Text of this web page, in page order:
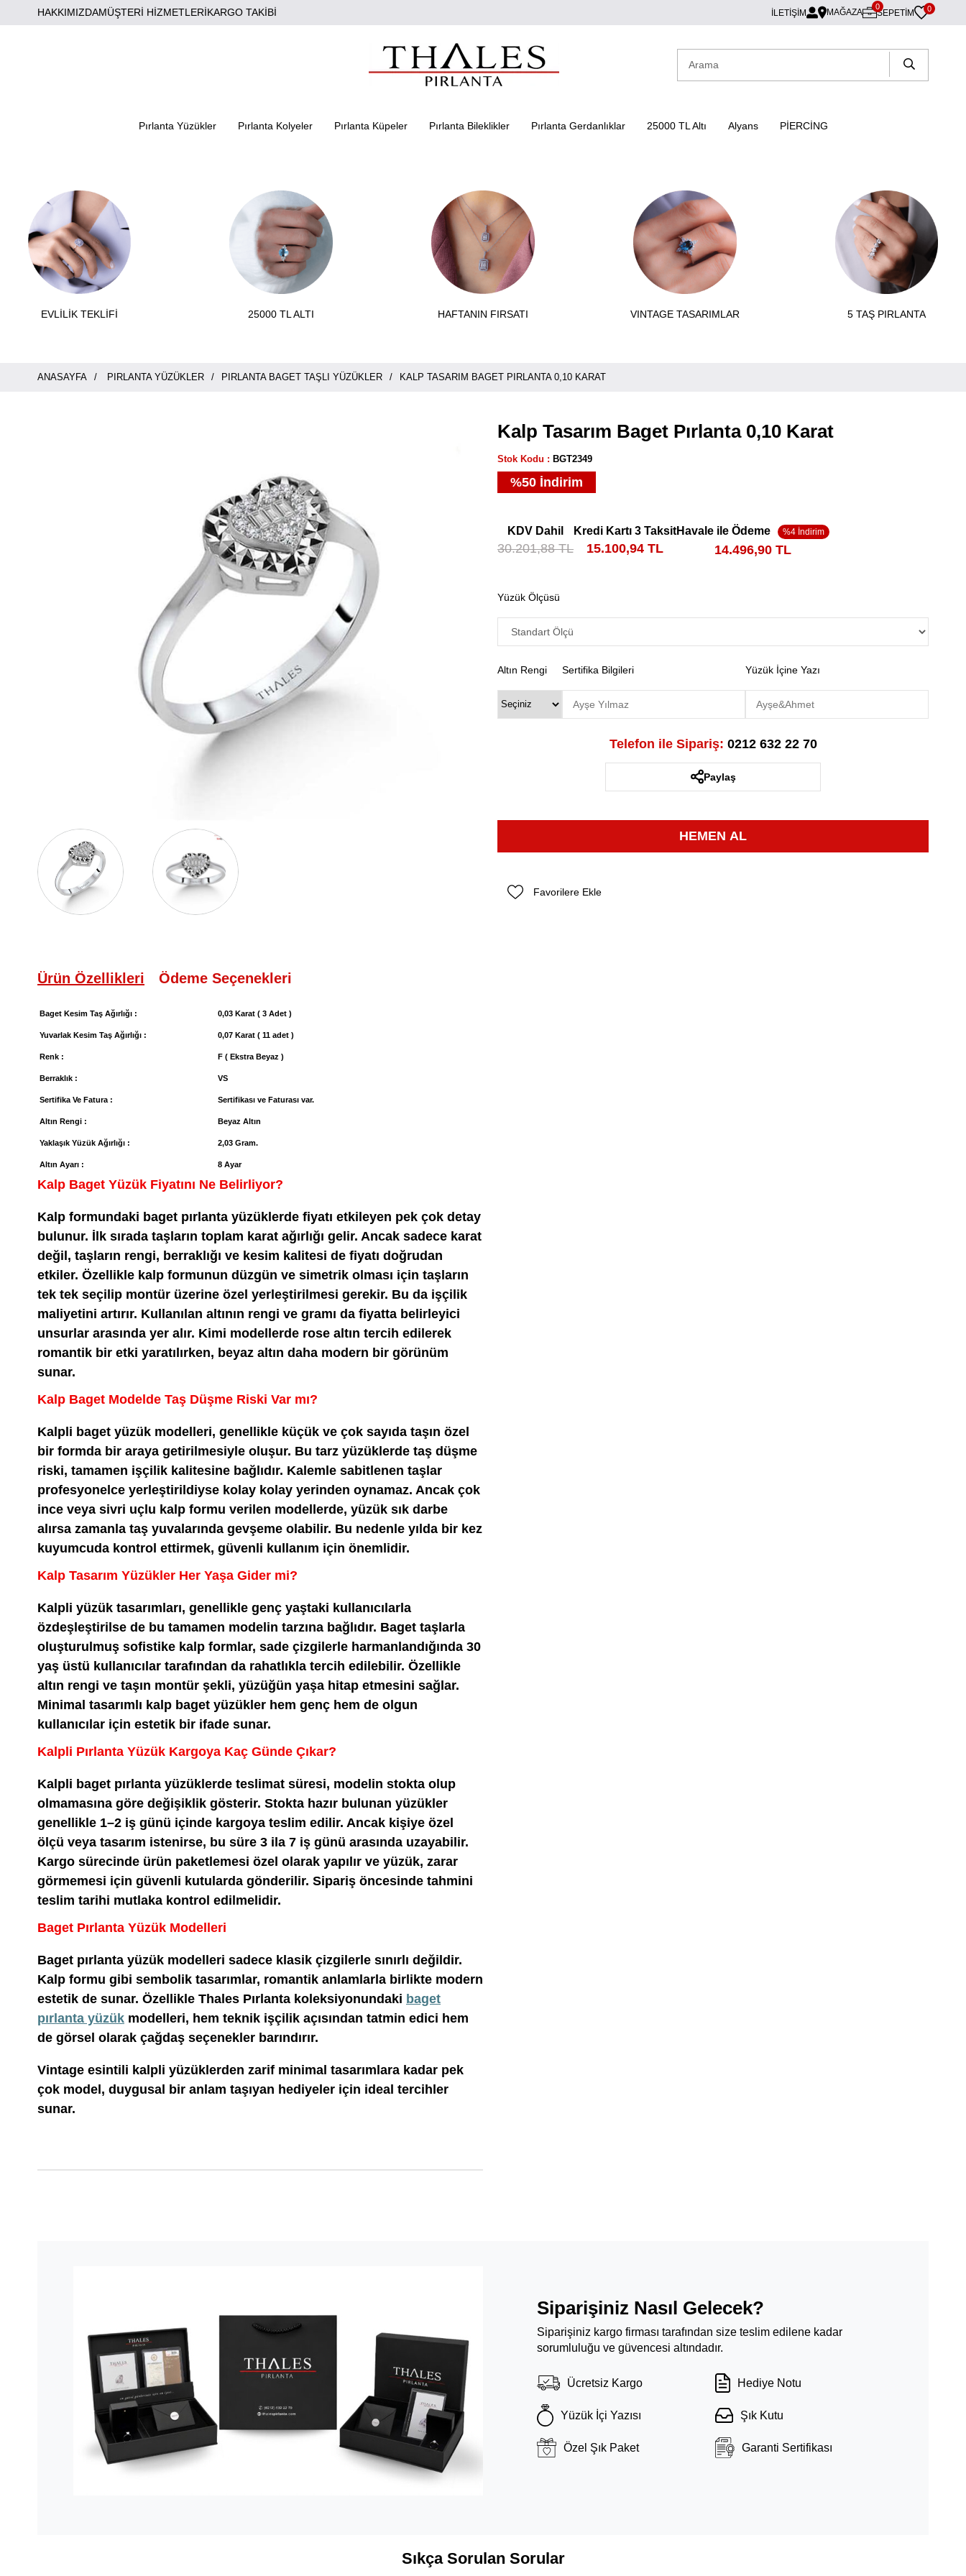
HAKKIMIZDAMÜŞTERİ HİZMETLERİKARGO TAKİBİ İLETİŞİM MAĞAZA SEPETIM
0 0
Pırlanta Yüzükler Pırlanta Kolyeler Pırlanta Küpeler Pırlanta Bileklikler Pırlanta Gerdanlıklar 25000 TL Altı Alyans PİERCİNG
EVLİLİK TEKLİFİ 25000 TL ALTI HAFTANIN FIRSATI VINTAGE TASARIMLAR 5 TAŞ PIRLANTA
ANASAYFA PIRLANTA YÜZÜKLER PIRLANTA BAGET TAŞLI YÜZÜKLER KALP TASARIM BAGET PIRLANTA 0,10 KARAT
Ürün Özellikleri Ödeme Seçenekleri
Baget Kesim Taş Ağırlığı : 0,03 Karat ( 3 Adet )
Yuvarlak Kesim Taş Ağırlığı : 0,07 Karat ( 11 adet )
Renk : F ( Ekstra Beyaz )
Berraklık : VS
Sertifika Ve Fatura : Sertifikası ve Faturası var.
Altın Rengi : Beyaz Altın
Yaklaşık Yüzük Ağırlığı : 2,03 Gram.
Altın Ayarı : 8 Ayar
Kalp Baget Yüzük Fiyatını Ne Belirliyor?
Kalp formundaki baget pırlanta yüzüklerde fiyatı etkileyen pek çok detay
bulunur. İlk sırada taşların toplam karat ağırlığı gelir. Ancak sadece karat
değil, taşların rengi, berraklığı ve kesim kalitesi de fiyatı doğrudan
etkiler. Özellikle kalp formunun düzgün ve simetrik olması için taşların
tek tek seçilip montür üzerine özel yerleştirilmesi gerekir. Bu da işçilik
maliyetini artırır. Kullanılan altının rengi ve gramı da fiyatta belirleyici
unsurlar arasında yer alır. Kimi modellerde rose altın tercih edilerek
romantik bir etki yaratılırken, beyaz altın daha modern bir görünüm
sunar.
Kalp Baget Modelde Taş Düşme Riski Var mı?
Kalpli baget yüzük modelleri, genellikle küçük ve çok sayıda taşın özel
bir formda bir araya getirilmesiyle oluşur. Bu tarz yüzüklerde taş düşme
riski, tamamen işçilik kalitesine bağlıdır. Kalemle sabitlenen taşlar
profesyonelce yerleştirildiyse kolay kolay yerinden oynamaz. Ancak çok
ince veya sivri uçlu kalp formu verilen modellerde, yüzük sık darbe
alırsa zamanla taş yuvalarında gevşeme olabilir. Bu nedenle yılda bir kez
kuyumcuda kontrol ettirmek, güvenli kullanım için önemlidir.
Kalp Tasarım Yüzükler Her Yaşa Gider mi?
Kalpli yüzük tasarımları, genellikle genç yaştaki kullanıcılarla
özdeşleştirilse de bu tamamen modelin tarzına bağlıdır. Baget taşlarla
oluşturulmuş sofistike kalp formlar, sade çizgilerle harmanlandığında 30
yaş üstü kullanıcılar tarafından da rahatlıkla tercih edilebilir. Özellikle
altın rengi ve taşın montür şekli, yüzüğün yaşa hitap etmesini sağlar.
Minimal tasarımlı kalp baget yüzükler hem genç hem de olgun
kullanıcılar için estetik bir ifade sunar.
Kalpli Pırlanta Yüzük Kargoya Kaç Günde Çıkar?
Kalpli baget pırlanta yüzüklerde teslimat süresi, modelin stokta olup
olmamasına göre değişiklik gösterir. Stokta hazır bulunan yüzükler
genellikle 1–2 iş günü içinde kargoya teslim edilir. Ancak kişiye özel
ölçü veya tasarım istenirse, bu süre 3 ila 7 iş günü arasında uzayabilir.
Kargo sürecinde ürün paketlemesi özel olarak yapılır ve yüzük, zarar
görmemesi için güvenli kutularda gönderilir. Sipariş öncesinde tahmini
teslim tarihi mutlaka kontrol edilmelidir.
Baget Pırlanta Yüzük Modelleri
Baget pırlanta yüzük modelleri sadece klasik çizgilerle sınırlı değildir.
Kalp formu gibi sembolik tasarımlar, romantik anlamlarla birlikte modern
estetik de sunar. Özellikle Thales Pırlanta koleksiyonundaki baget
pırlanta yüzük modelleri, hem teknik işçilik açısından tatmin edici hem
de görsel olarak çağdaş seçenekler barındırır.
Vintage esintili kalpli yüzüklerden zarif minimal tasarımlara kadar pek
çok model, duygusal bir anlam taşıyan hediyeler için ideal tercihler
sunar.
Kalp Tasarım Baget Pırlanta 0,10 Karat
Stok Kodu BGT2349
%50 İndirim
KDV Dahil
30.201,88 TL
Kredi Kartı 3 Taksit
15.100,94 TL
Havale ile Ödeme
14.496,90 TL
Yüzük Ölçüsü
Altın Rengi Sertifika Bilgileri Yüzük İçine Yazı
Telefon ile Sipariş: 0212 632 22 70
Paylaş
Favorilere Ekle
Siparişiniz Nasıl Gelecek?
Siparişiniz kargo firması tarafından size teslim edilene kadar
sorumluluğu ve güvencesi altındadır.
Ücretsiz Kargo Hediye Notu
Yüzük İçi Yazısı Şık Kutu
Özel Şık Paket Garanti Sertifikası
Sıkça Sorulan Sorular